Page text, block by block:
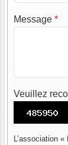
Message *
Veuillez
L’association